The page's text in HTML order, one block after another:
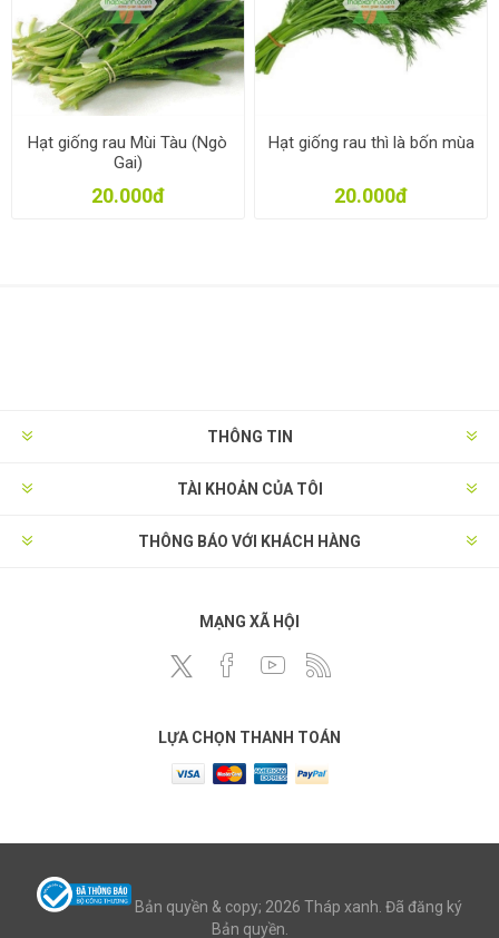
Hạt giống rau Mùi Tàu (Ngò
Gai)
20.000đ
Hạt giống rau thì là bốn mùa
20.000đ
THÔNG TIN
TÀI KHOẢN CỦA TÔI
THÔNG BÁO VỚI KHÁCH HÀNG
MẠNG XÃ HỘI
LỰA CHỌN THANH TOÁN
Bản quyền & copy; 2026 Tháp xanh. Đã đăng ký
Bản quyền.